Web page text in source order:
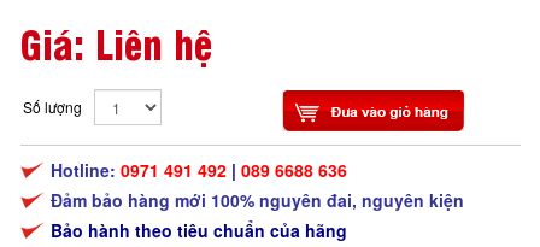
Giá: Liên hệ
Số lượng
Hotline: 0971 491 492 | 089 6688 636
Đảm bảo hàng mới 100% nguyên đai, nguyên kiện
Bảo hành theo tiêu chuẩn của hãng